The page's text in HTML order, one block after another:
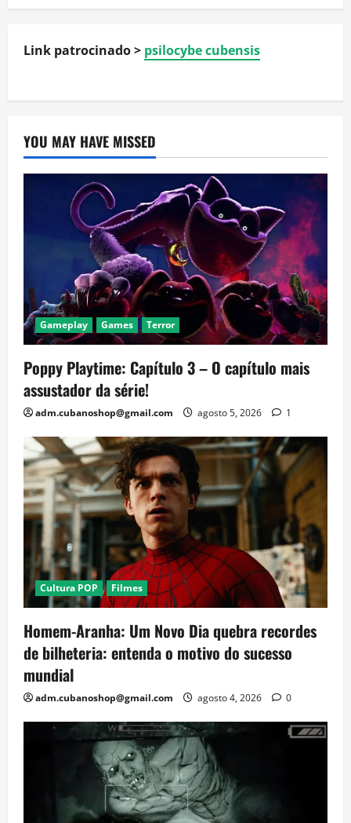
Link patrocinado > psilocybe cubensis
YOU MAY HAVE MISSED
Gameplay Games Terror
Poppy Playtime: Capítulo 3 – O capítulo mais
assustador da série!
adm.cubanoshop@gmail.com agosto 5, 2026 1
Cultura POP Filmes
Homem-Aranha: Um Novo Dia quebra recordes
de bilheteria: entenda o motivo do sucesso
mundial
adm.cubanoshop@gmail.com agosto 4, 2026 0